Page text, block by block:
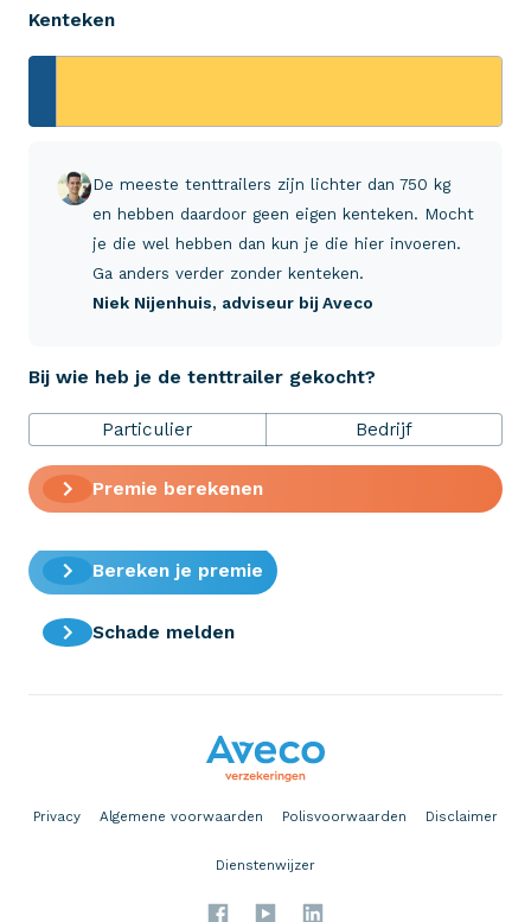
Kenteken
De meeste tenttrailers zijn lichter dan 750 kg
en hebben daardoor geen eigen kenteken. Mocht
je die wel hebben dan kun je die hier invoeren.
Ga anders verder zonder kenteken.
Niek Nijenhuis, adviseur bij Aveco
Bij wie heb je de tenttrailer gekocht?
Particulier Bedrijf
Premie berekenen
+31 (0)523 - 20 80 30
ZekerheidsPakket
Over Aveco
Eenvoudig zelf regelen
Bereken je premie
Schade melden
Privacy Algemene voorwaarden Polisvoorwaarden Disclaimer
Dienstenwijzer